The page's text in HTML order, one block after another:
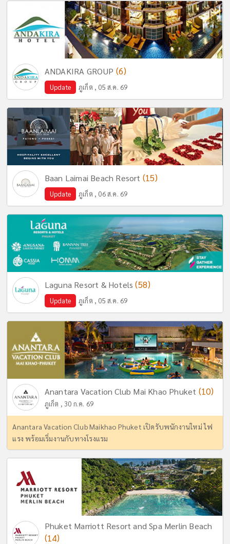
ANDAKIRA GROUP (6)
Update ภูเก็ต , 05 ส.ค. 69
Baan Laimai Beach Resort (15)
Update ภูเก็ต , 06 ส.ค. 69
Laguna Resort & Hotels(58)
Update ภูเก็ต , 05 ส.ค. 69
Anantara Vacation Club Mai Khao Phuket (10)
ภูเก็ต , 30 ก.ค. 69
Anantara Vacation Club Maikhao Phuket เปิดรับพนักงานใหม่ ไฟ
แรง พร้อมเริ่มงานกับทางโรงแรม
Phuket Marriott Resort and Spa Merlin Beach
(14)